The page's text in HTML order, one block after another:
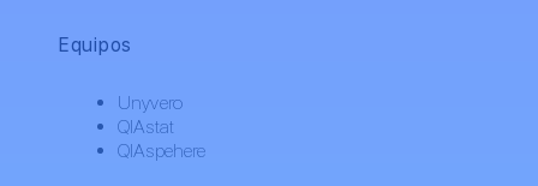
Equipos
Unyvero
QIAstat
QIAspehere